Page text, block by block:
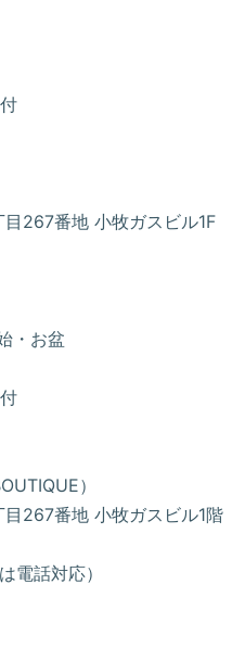
267番地 小牧ガスビル1F
・お盆
）
267番地 小牧ガスビル1階
電話対応）